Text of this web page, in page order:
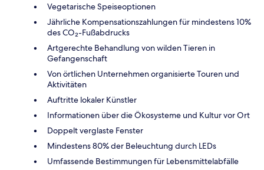
Vegetarische Speiseoptionen
Jährliche Kompensationszahlungen für mindestens 10%
des CO₂-Fußabdrucks
Artgerechte Behandlung von wilden Tieren in
Gefangenschaft
Von örtlichen Unternehmen organisierte Touren und
Aktivitäten
Auftritte lokaler Künstler
Informationen über die Ökosysteme und Kultur vor Ort
Doppelt verglaste Fenster
Mindestens 80% der Beleuchtung durch LEDs
Umfassende Bestimmungen für Lebensmittelabfälle